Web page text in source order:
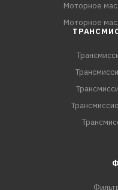
Моторное
Моторное